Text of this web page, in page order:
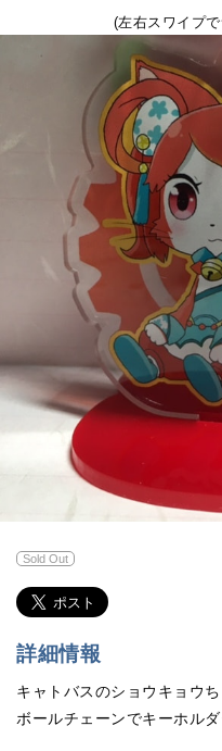
(左右スワイプ
Sold Out
詳細情報
キャトバスのショウキョウ
ボールチェーンでキーホル